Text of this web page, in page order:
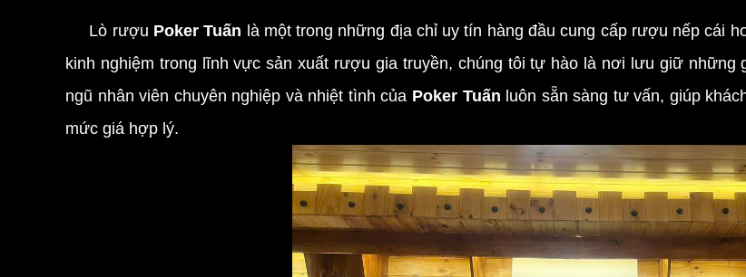
Lò rượu Poker Tuấn là một trong những địa chỉ uy tín hàng đầu cung cấp rượu nếp cái
kinh nghiệm trong lĩnh vực sản xuất rượu gia truyền, chúng tôi tự hào là nơi lưu giữ những
ngũ nhân viên chuyên nghiệp và nhiệt tình của Poker Tuấn luôn sẵn sàng tư vấn, giúp
mức giá hợp lý.